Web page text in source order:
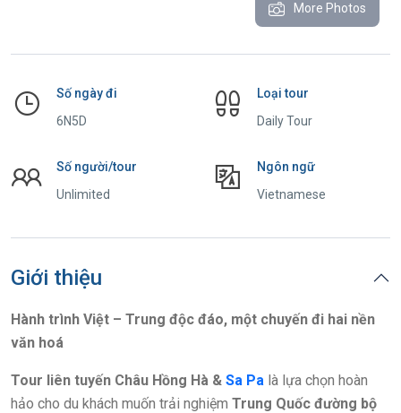
More Photos
Số ngày đi
6N5D
Loại tour
Daily Tour
Số người/tour
Unlimited
Ngôn ngữ
Vietnamese
Giới thiệu
Hành trình Việt – Trung độc đáo, một chuyến đi hai nền
văn hoá
Tour liên tuyến Châu Hồng Hà & Sa Pa là lựa chọn hoàn
hảo cho du khách muốn trải nghiệm Trung Quốc đường bộ